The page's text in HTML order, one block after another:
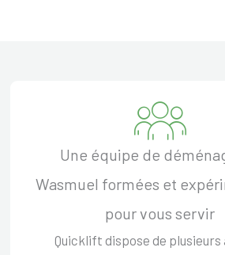
Une équipe de
Wasmuel formées et
pour vous servir
Quicklift dispose de plusieurs